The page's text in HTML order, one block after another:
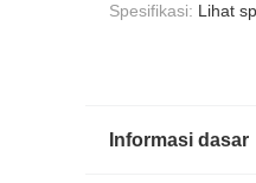
Spesifikasi: Lihat
Informasi dasar